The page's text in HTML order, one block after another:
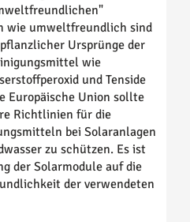
wie umweltfreundlich sind
Ursprünge der
wie
und Tenside
Europäische Union sollte
Richtlinien für die
bei Solaranlagen
zu schützen. Es ist
der Solarmodule auf die
der verwendeten